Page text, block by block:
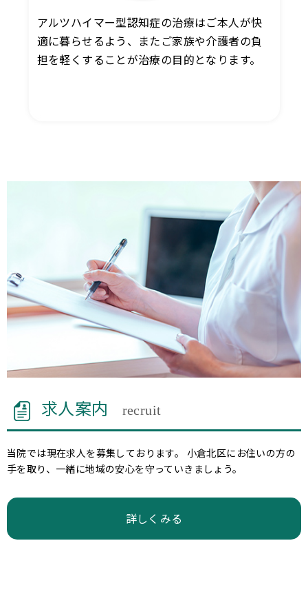
アルツハイマー型認知症の治療はご本人が快
適に暮らせるよう、またご家族や介護者の負
担を軽くすることが治療の目的となります。
求人案内 recruit
当院では現在求人を募集しております。 小倉北区にお住いの方の
手を取り、一緒に地域の安心を守っていきましょう。
詳しくみる